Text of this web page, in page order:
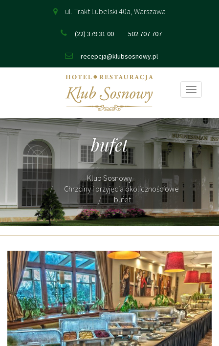
ul. Trakt Lubelski 40a, Warszawa
(22) 379 31 00 502 707 707
recepcja@klubsosnowy.pl
Pokaż
bufet
Klub Sosnowy
Chrzciny i przyjęcia okolicznościowe
bufet